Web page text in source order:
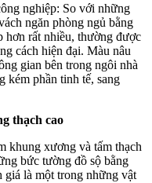
nghiệp: So với những
ngăn phòng ngủ bằng
hơn rất nhiều, thường được
cách hiện đại. Màu nâu
gian bên trong ngôi nhà
kém phần tinh tế, sang
thạch cao
khung xương và tấm thạch
bức tường đồ sộ bằng
giá là một trong những vật